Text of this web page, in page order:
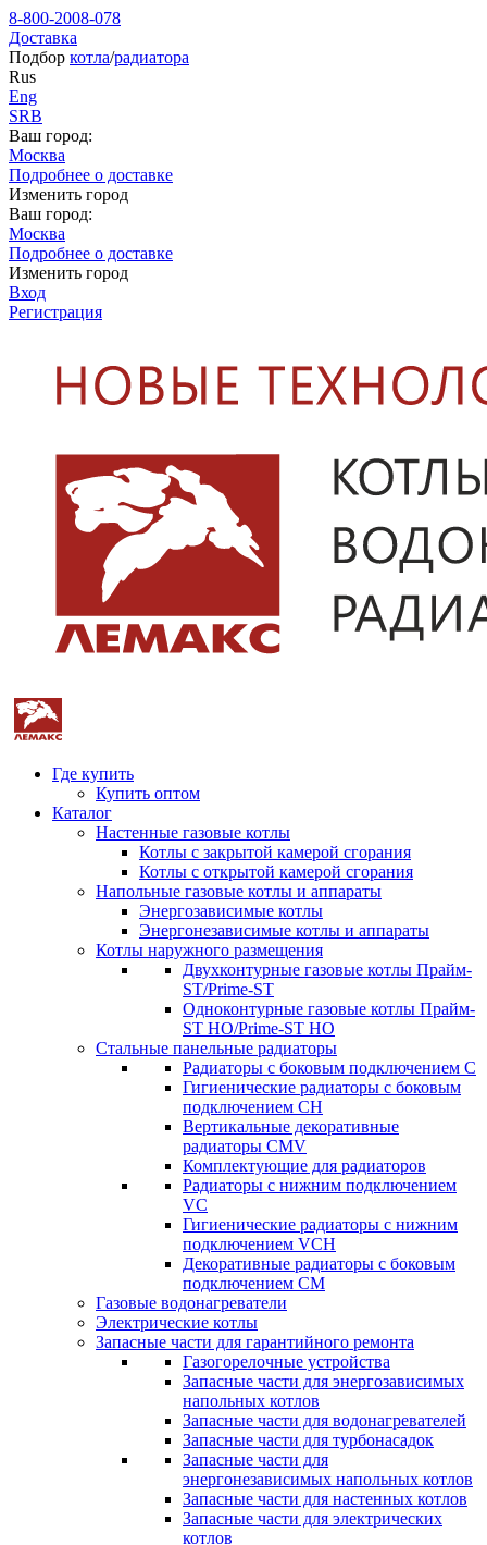
8-800-2008-078
Доставка
Подбор котла/радиатора
Rus
Eng
SRB
Ваш город:
Москва
Подробнее о доставке
Изменить город
Ваш город:
Москва
Подробнее о доставке
Изменить город
Вход
Регистрация
Где купить
Купить оптом
Каталог
Настенные газовые котлы
Котлы с закрытой камерой сгорания
Котлы с открытой камерой сгорания
Напольные газовые котлы и аппараты
Энергозависимые котлы
Энергонезависимые котлы и аппараты
Котлы наружного размещения
Двухконтурные газовые котлы Прайм-
ST/Prime-ST
Одноконтурные газовые котлы Прайм-
ST HO/Prime-ST HO
Стальные панельные радиаторы
Радиаторы c боковым подключением C
Гигиенические радиаторы c боковым
подключением CH
Вертикальные декоративные
радиаторы CMV
Комплектующие для радиаторов
Радиаторы c нижним подключением
VC
Гигиенические радиаторы c нижним
подключением VCH
Декоративные радиаторы с боковым
подключением CM
Газовые водонагреватели
Электрические котлы
Запасные части для гарантийного ремонта
Газогорелочные устройства
Запасные части для энергозависимых
напольных котлов
Запасные части для водонагревателей
Запасные части для турбонасадок
Запасные части для
энергонезависимых напольных котлов
Запасные части для настенных котлов
Запасные части для электрических
котлов